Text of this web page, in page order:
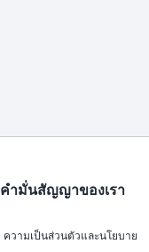
คำมั่นสัญญาของเรา
ความเป็นส่วนตัวและนโยบาย